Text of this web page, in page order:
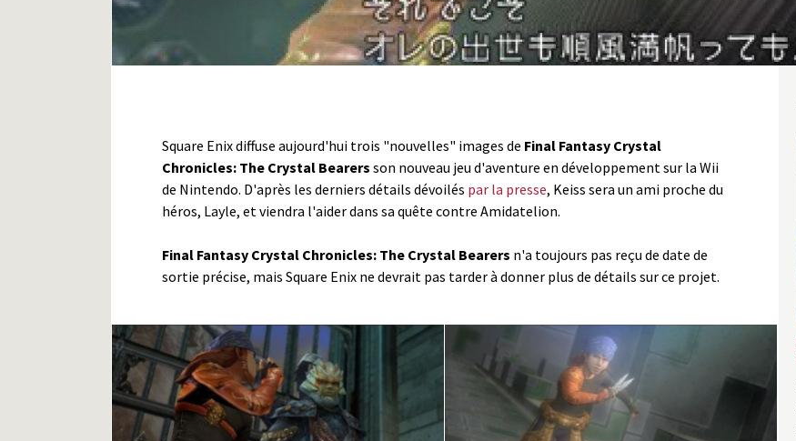
Square Enix diffuse aujourd'hui trois "nouvelles" images de Final Fantasy Crystal
Chronicles: The Crystal Bearers son nouveau jeu d'aventure en développement sur la Wii
de Nintendo. D'après les derniers détails dévoilés par la presse, Keiss sera un ami proche du
héros, Layle, et viendra l'aider dans sa quête contre Amidatelion.
Final Fantasy Crystal Chronicles: The Crystal Bearers n'a toujours pas reçu de date de
sortie précise, mais Square Enix ne devrait pas tarder à donner plus de détails sur ce projet.